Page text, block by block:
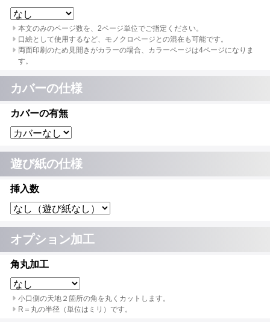
本文のみのページ数を、2ページ単位でご指定ください。
口絵として使用するなど、モノクロページとの混在も可能です。
両面印刷のため見開きがカラーの場合、カラーページは4ページになりま
す。
カバーの仕様
カバーの有無
遊び紙の仕様
挿入数
オプション加工
角丸加工
小口側の天地２箇所の角を丸くカットします。
R＝丸の半径（単位はミリ）です。